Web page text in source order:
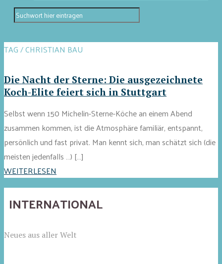
TAG / CHRISTIAN BAU
Die Nacht der Sterne: Die ausgezeichnete
Koch-Elite feiert sich in Stuttgart
Selbst wenn 150 Michelin-Sterne-Köche an einem Abend
zusammen kommen, ist die Atmosphäre familiär, entspannt,
persönlich und fast privat. Man kennt sich, man schätzt sich (die
meisten jedenfalls …) […]
WEITERLESEN
INTERNATIONAL
Neues aus aller Welt